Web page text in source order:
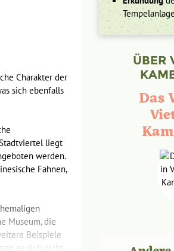
Charakter der
sich ebenfalls
liegt
werden.
Fahnen,
Museum, die
Beispiele
es sich nicht
ÜBER
Das